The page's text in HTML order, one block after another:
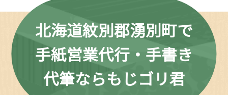
北海道紋別郡湧別町で
手紙営業代行・手書き
代筆ならもじゴリ君